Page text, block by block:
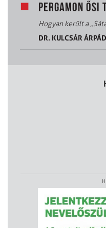
PERGAMON ŐSI
Hogyan került a
DR. KULCSÁR ÁRPÁD